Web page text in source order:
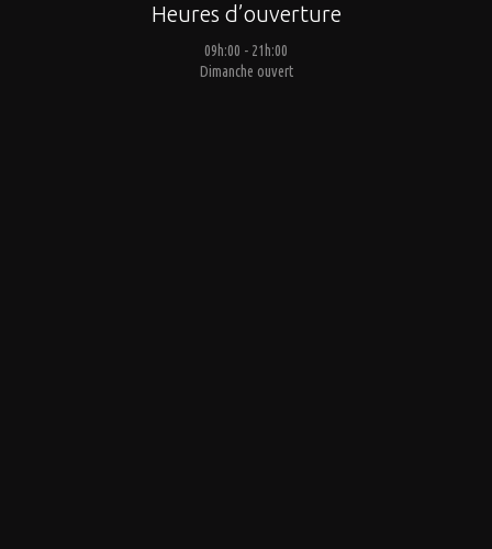
Heures d’ouverture
09h:00 - 21h:00
Dimanche ouvert